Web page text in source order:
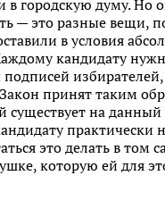
в городскую думу. Но
— это разные вещи,
в условия
кандидату
избирателей,
принят таким
существует на
практически
это делать в том
которую ей для